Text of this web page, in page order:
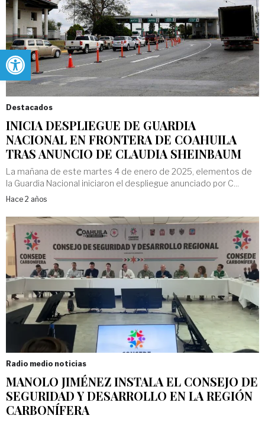
Abrir barra de herramientas
Destacados
INICIA DESPLIEGUE DE GUARDIA
NACIONAL EN FRONTERA DE COAHUILA
TRAS ANUNCIO DE CLAUDIA SHEINBAUM
La mañana de este martes 4 de enero de 2025, elementos de
la Guardia Nacional iniciaron el despliegue anunciado por C...
Hace 2 años
Radio medio noticias
MANOLO JIMÉNEZ INSTALA EL CONSEJO DE
SEGURIDAD Y DESARROLLO EN LA REGIÓN
CARBONÍFERA